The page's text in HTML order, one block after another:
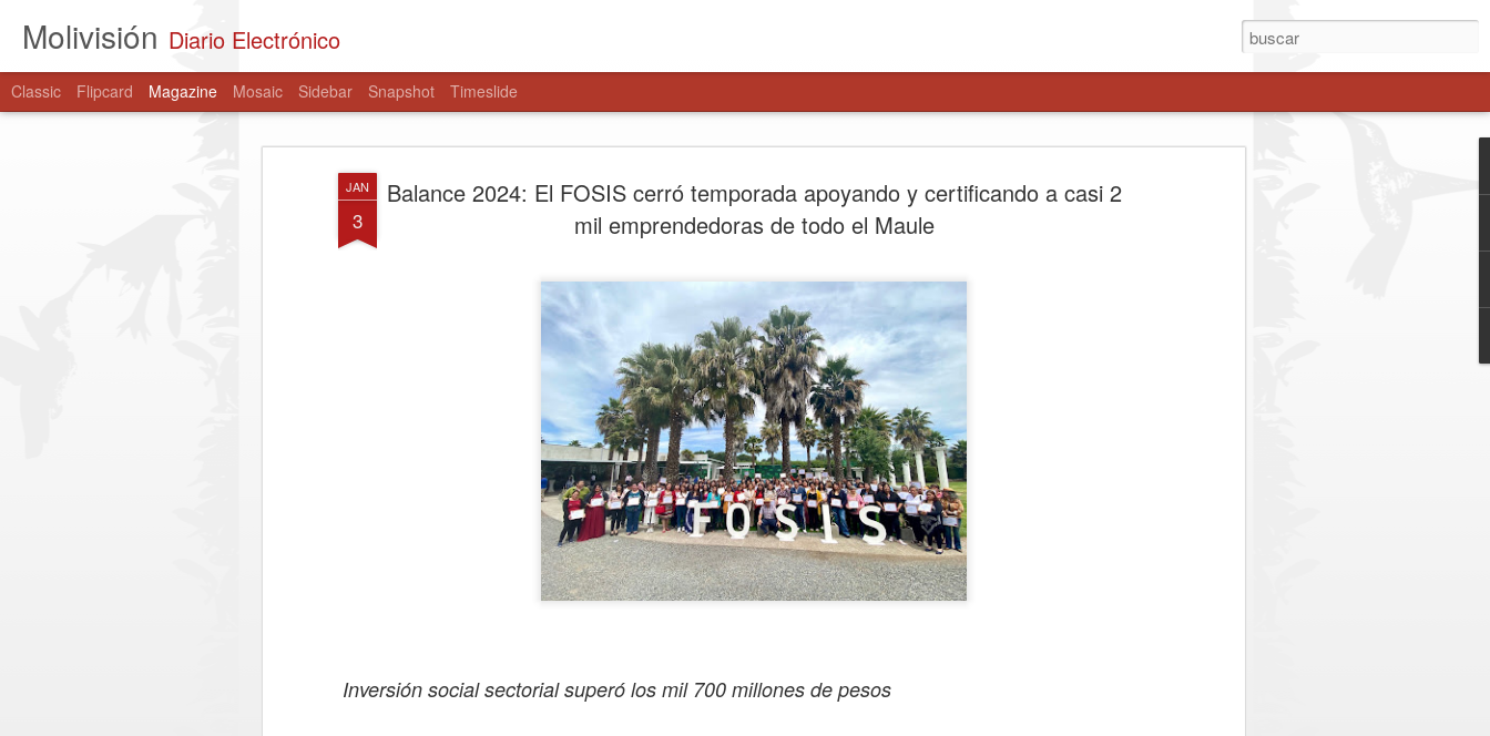
JAN
3
Balance 2024: El FOSIS cerró temporada apoyando y certificando a casi 2
mil emprendedoras de todo el Maule
Inversión socialsectorialsuperó los mil 700 millones de pesos
Molivisión Diario Electrónico
Classic Flipcard Magazine Mosaic Sidebar Snapshot Timeslide
7
HISTÓRICA INVERSIÓN DE
$4.650 MILLONES IMPULSA
MAULE NORTE
La obra beneficiará a más de 21 mil habitantes y permitirá reforzar
la presencia policial, mejorar los tiempos de respuesta y fortalecer
la seguridad en uno de los sectores de mayor crecimiento de la
comuna.
Con la colocación de la primera piedra comenzó oficialmente la
construcción de la Subcomisaría de Carabineros Maule Norte, un
proyecto que contempla una inversión de $4.650.541.000 y que
busca fortalecer la cobertura policial en el sector norte de la
comuna de Maule.
La iniciativa es financiada conjuntamente por el Gobierno Regional
del Maule y Carabineros de Chile. Del monto total, el Gobierno
Regional aporta $3.402 millones, equivalentes a cerca del 73% de